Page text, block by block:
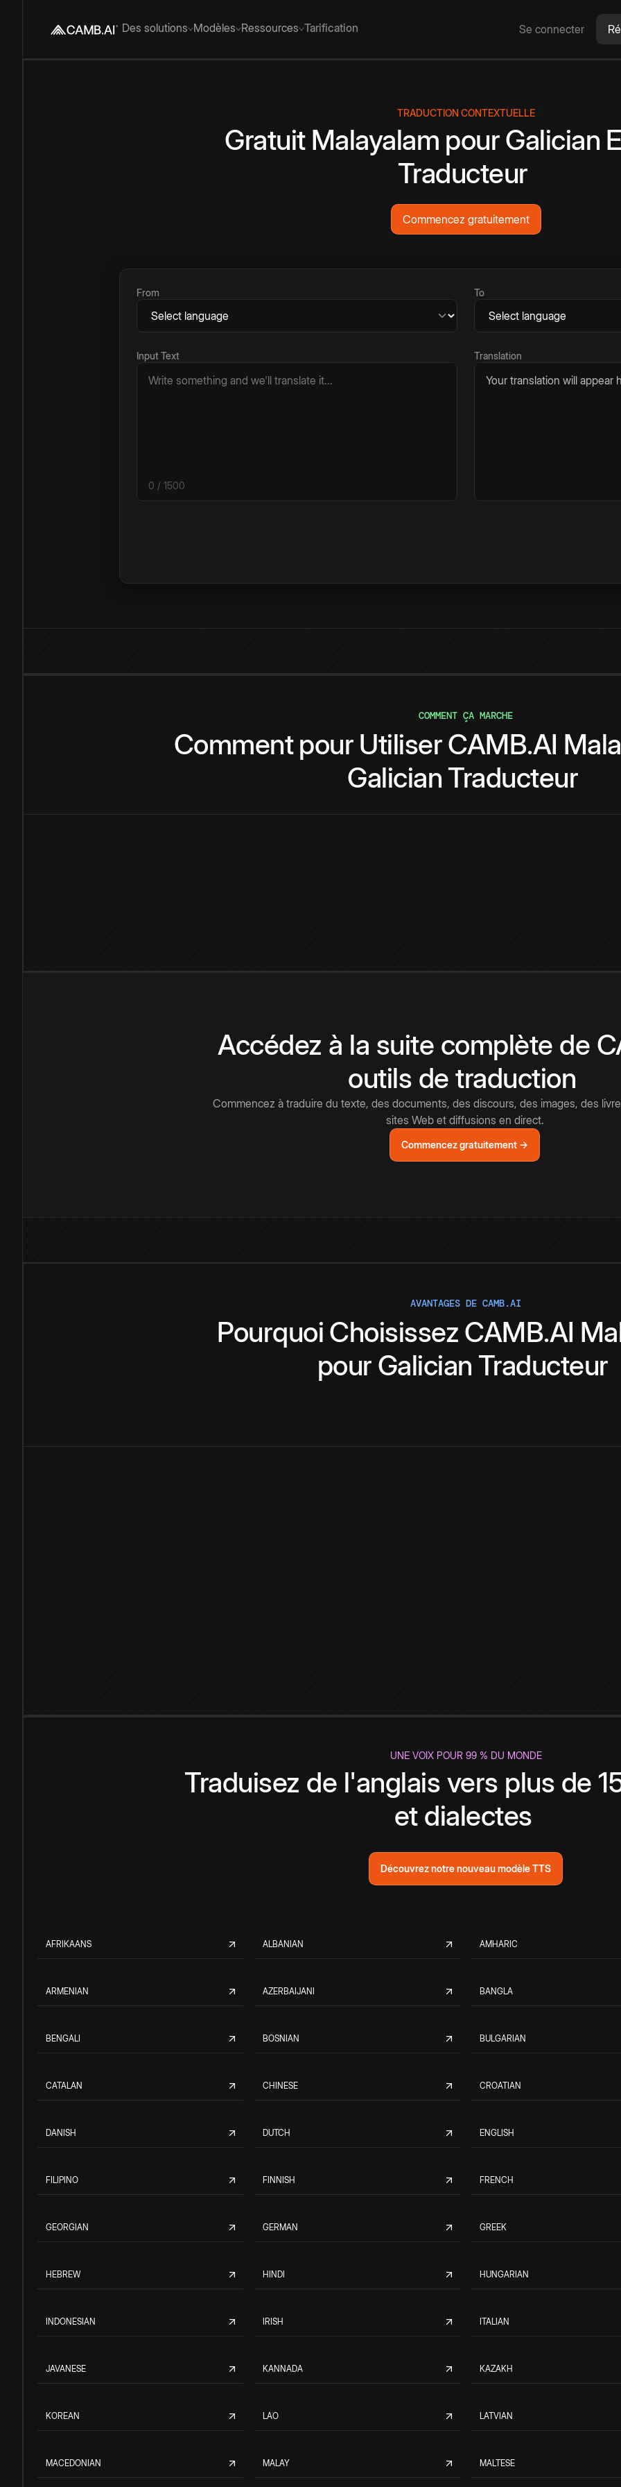
Des solutions Modèles Ressources Tarification Se connecter
TRADUCTION CONTEXTUELLE
Gratuit Malayalam pourGalician
Traducteur
Commencez gratuitement
From To
Input Text
0 / 1500
Translation
Your translation will appear
COMMENT ÇA MARCHE
Commentpour UtiliserCAMB.AI
Galician Traducteur
Accédez à la suite complète de
outils de traduction
Commencez à traduire du texte, des documents, des discours, des images, des
sites Web et diffusions en direct.
Commencez gratuitement →
AVANTAGES DE CAMB.AI
Pourquoi Choisissez CAMB.AI
pour Galician Traducteur
UNE VOIX POUR 99 % DU MONDE
Traduisez de l'anglais vers plus de
et dialectes
Découvrez notre nouveau modèle TTS
AFRIKAANS ALBANIAN AMHARIC
ARMENIAN AZERBAIJANI BANGLA
BENGALI BOSNIAN BULGARIAN
CATALAN CHINESE CROATIAN
DANISH DUTCH ENGLISH
FILIPINO FINNISH FRENCH
GEORGIAN GERMAN GREEK
HEBREW HINDI HUNGARIAN
INDONESIAN IRISH ITALIAN
JAVANESE KANNADA KAZAKH
KOREAN LAO LATVIAN
MACEDONIAN MALAY MALTESE